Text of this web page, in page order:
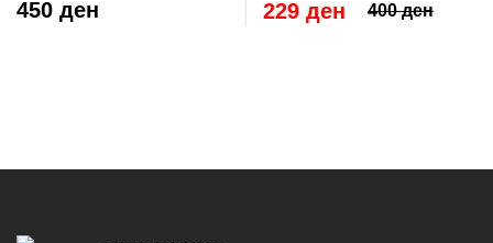
450 ден 400 ден
229 ден